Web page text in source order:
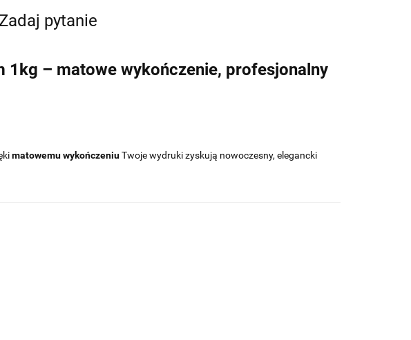
Zadaj pytanie
1kg – matowe wykończenie, profesjonalny
matowemu wykończeniuTwoje wydruki zyskują nowoczesny, elegancki